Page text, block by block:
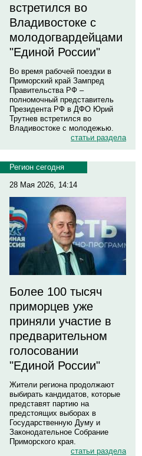
встретился во
Владивостоке с
молодогвардейцами
"Единой России"
Во время рабочей поездки в
Приморский край Зампред
Правительства РФ –
полномочный представитель
Президента РФ в ДФО Юрий
Трутнев встретился во
Владивостоке с молодежью.
статьи раздела
Регион сегодня
28 Мая 2026, 14:14
Более 100 тысяч
приморцев уже
приняли участие в
предварительном
голосовании
"Единой России"
Жители региона продолжают
выбирать кандидатов, которые
представят партию на
предстоящих выборах в
Государственную Думу и
Законодательное Собрание
Приморского края.
статьи раздела